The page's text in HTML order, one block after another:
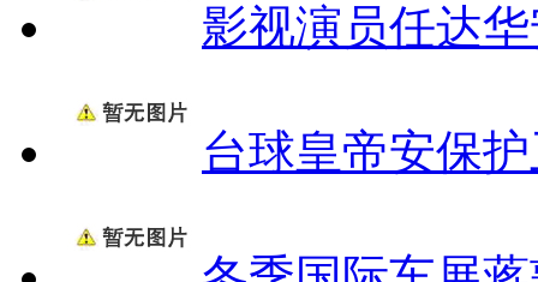
影视演员任达
台球皇帝安保